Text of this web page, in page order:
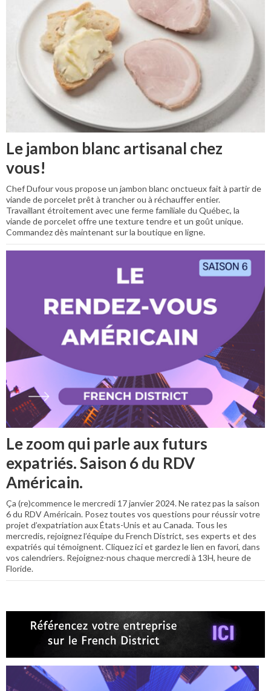
Le jambon blanc artisanal chez
vous!
Chef Dufour vous propose un jambon blanc onctueux fait à partir de
viande de porcelet prêt à trancher ou à réchauffer entier.
Travaillant étroitement avec une ferme familiale du Québec, la
viande de porcelet offre une texture tendre et un goût unique.
Commandez dès maintenant sur la boutique en ligne.
Le zoom qui parle aux futurs
expatriés. Saison 6 du RDV
Américain.
Ça (re)commence le mercredi 17 janvier 2024. Ne ratez pas la saison
6 du RDV Américain. Posez toutes vos questions pour réussir votre
projet d’expatriation aux États-Unis et au Canada. Tous les
mercredis, rejoignez l’équipe du French District, ses experts et des
expatriés qui témoignent. Cliquez ici et gardez le lien en favori, dans
vos calendriers. Rejoignez-nous chaque mercredi à 13H, heure de
Floride.